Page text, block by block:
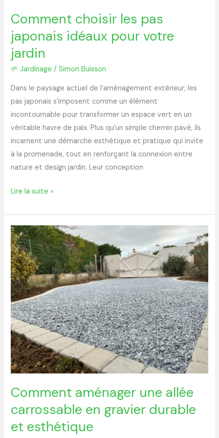
Comment choisir les pas
japonais idéaux pour votre
jardin
🌱 Jardinage /Simon Buisson
Dans le paysage actuel de l’aménagement extérieur, les
pas japonais s’imposent comme un élément
incontournable pour transformer un espace vert en un
véritable havre de paix. Plus qu’un simple chemin pavé, ils
incarnent une démarche esthétique et pratique qui invite
à la promenade, tout en renforçant la connexion entre
nature et design jardin. Leur conception
Lire la suite »
Comment aménager une allée
carrossable en gravier durable
et esthétique
Comment
aménager
une
allée
carrossable
en
gravier
durable
et
esthétique